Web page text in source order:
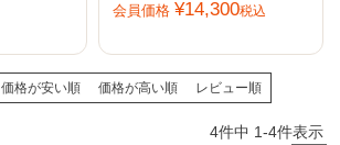
会員価格 ¥14,300税込
価格が安い順 価格が高い順 レビュー順
4件中 1-4件表示